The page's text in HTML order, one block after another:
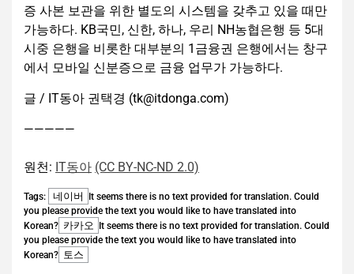
증 사본 보관을 위한 별도의 시스템을 갖추고 있을 때만
가능하다. KB국민, 신한, 하나, 우리 NH농협은행 등 5대
시중 은행을 비롯한 대부분의 1금융권 은행에서는 창구
에서 모바일 신분증으로 금융 업무가 가능하다.
글 / IT동아 권택경 (tk@itdonga.com)
—————
원천: IT동아 (CC BY-NC-ND 2.0)
Tags: 네이버
It seems there is no text provided for translation. Could
you please provide the text you would like to have translated into
Korean? 카카오
It seems there is no text provided for translation. Could
you please provide the text you would like to have translated into
Korean? 토스